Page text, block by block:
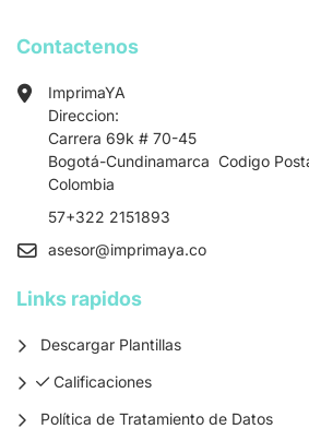
Contactenos
ImprimaYA
Direccion:
Carrera 69k # 70-45
Bogotá-Cundinamarca Codigo
Colombia
57+322 2151893
asesor@imprimaya.co
Links rapidos
Descargar Plantillas
Calificaciones
Calificaciones
Política de Tratamiento de Datos